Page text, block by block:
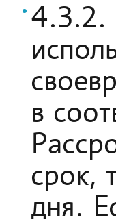
4.3.2.
в
срок,
дня.